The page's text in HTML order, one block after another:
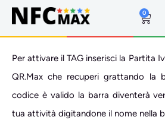
0
Per attivare il TAG inserisci la Partita
QR.Max che recuperi grattando la
codice è valido la barra diventerà
tua attività digitandone il nome nella